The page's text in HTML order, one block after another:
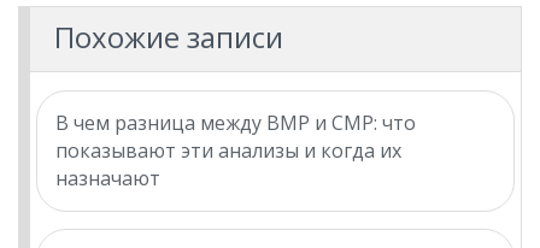
Похожие записи
В чем разница между BMP и CMP: что
показывают эти анализы и когда их
назначают